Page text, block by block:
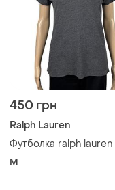
450 грн
Ralph Lauren
Футболка ralph lauren
M